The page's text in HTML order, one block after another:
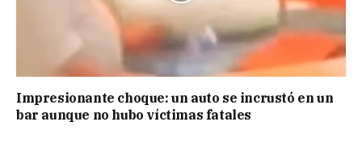
Impresionante choque: un auto se incrustó en un
bar aunque no hubo víctimas fatales